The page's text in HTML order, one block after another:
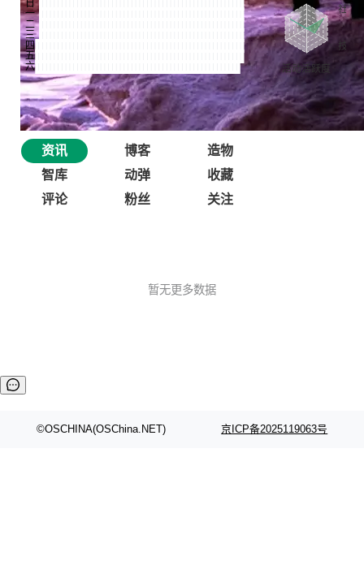
资讯 博客
造物
智库
动弹
收藏
评论
粉丝 关注
暂无更多数据
©OSCHINA(OSChina.NET) 京ICP备2025119063号